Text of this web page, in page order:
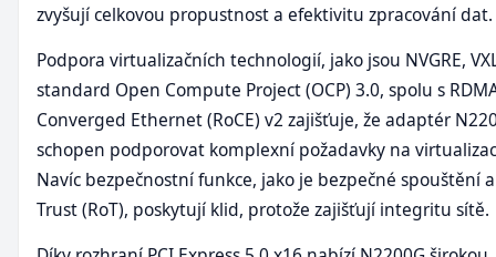
zvyšují celkovou propustnost a efektivitu zpracování dat.
Podpora virtualizačních technologií, jako jsou NVGRE,
standard Open Compute Project (OCP) 3.0, spolu s
Converged Ethernet (RoCE) v2 zajišťuje, že adaptér
schopen podporovat komplexní požadavky na
Navíc bezpečnostní funkce, jako je bezpečné spouštění
Trust (RoT), poskytují klid, protože zajišťují integritu sítě.